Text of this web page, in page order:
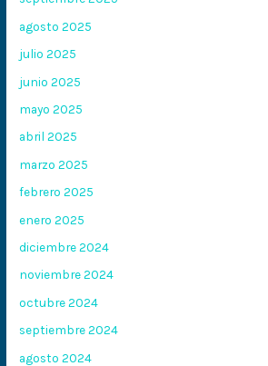
agosto 2025
julio 2025
junio 2025
mayo 2025
abril 2025
marzo 2025
febrero 2025
enero 2025
diciembre 2024
noviembre 2024
octubre 2024
septiembre 2024
agosto 2024